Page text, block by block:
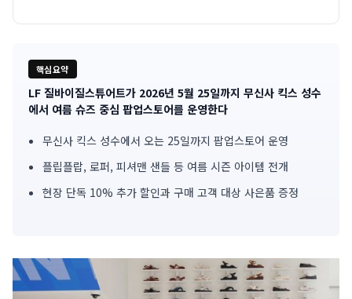
핵심요약
기
심
LF 질바이질스튜어트가 2026년 5월 25일까지 무신사 킥스 성수
에서 여름 슈즈 중심 팝업스토어를 운영한다
무신사 킥스 성수에서 오는 25일까지 팝업스토어 운영
플립플랍, 로퍼, 피셔맨 샌들 등 여름 시즌 아이템 전개
현장 단독 10% 추가 할인과 구매 고객 대상 사은품 증정